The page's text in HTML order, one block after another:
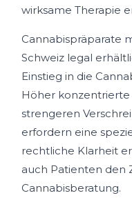
wirksame Therapie
Cannabispräparate
Schweiz legal
Einstieg in die
Höher
strengeren
erfordern eine
rechtliche Klarheit
auch Patienten den
Cannabisberatung.